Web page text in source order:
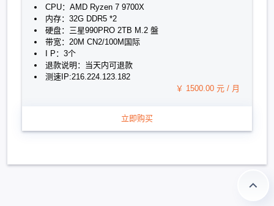
CPU：AMD Ryzen 7 9700X
内存：32G DDR5 *2
硬盘：三星990PRO 2TB M.2 盤
带宽：20M CN2/100M国际
I P：3个
退款说明：当天内可退款
测速IP:216.224.123.182
￥ 1500.00 元 / 月
立即购买